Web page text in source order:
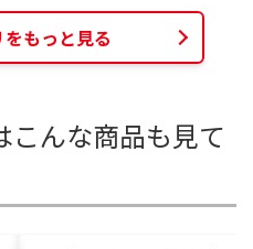
もっと見る
こんな商品も見て